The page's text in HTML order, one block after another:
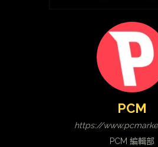
PCM
https://
PCM 編輯部